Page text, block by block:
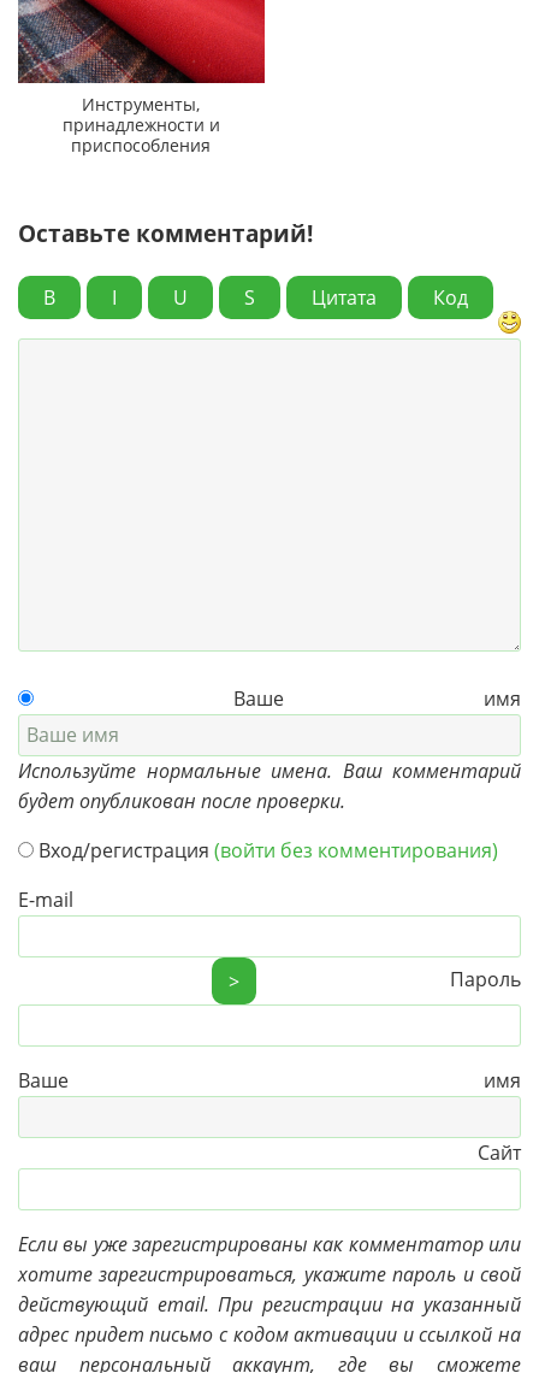
Инструменты,
принадлежности и
приспособления
Оставьте комментарий!
B I U S Цитата Код
Ваше имя
Используйте нормальные имена. Ваш комментарий
будет опубликован после проверки.
Вход/регистрация (войти без комментирования)
E-mail
> Пароль
Ваше имя
Сайт
Если вы уже зарегистрированы как комментатор или
хотите зарегистрироваться, укажите пароль и свой
действующий email. При регистрации на указанный
адрес придет письмо с кодом активации и ссылкой на
ваш персональный аккаунт, где вы сможете